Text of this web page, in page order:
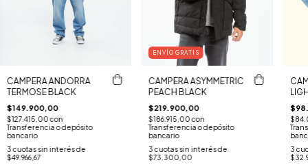
CAMPERA ANDORRA
TERMOSE BLACK
$149.900,00
$127.415,00con
Transferencia o depósito
bancario
3 cuotas sin interés de
$49.966,67
ENVÍO GRATIS
CAMPERA ASYMMETRIC
PEACH BLACK
$219.900,00
$186.915,00con
Transferencia o depósito
bancario
3 cuotas sin interés de
$73.300,00
3